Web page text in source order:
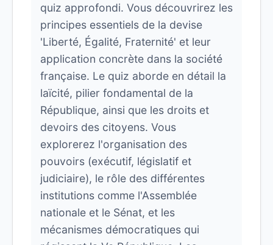
quiz approfondi. Vous découvrirez les
principes essentiels de la devise
'Liberté, Égalité, Fraternité' et leur
application concrète dans la société
française. Le quiz aborde en détail la
laïcité, pilier fondamental de la
République, ainsi que les droits et
devoirs des citoyens. Vous
explorerez l'organisation des
pouvoirs (exécutif, législatif et
judiciaire), le rôle des différentes
institutions comme l'Assemblée
nationale et le Sénat, et les
mécanismes démocratiques qui